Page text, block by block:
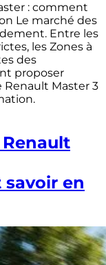
: comment
Le marché des
Entre les
les Zones à
des
proposer
Renault Master 3
en